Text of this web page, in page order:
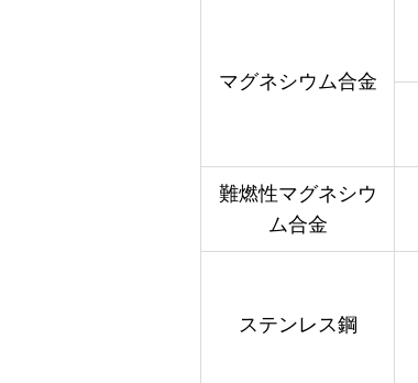
マグネシウム合金
難燃性マグネシウ
ム合金
ステンレス鋼